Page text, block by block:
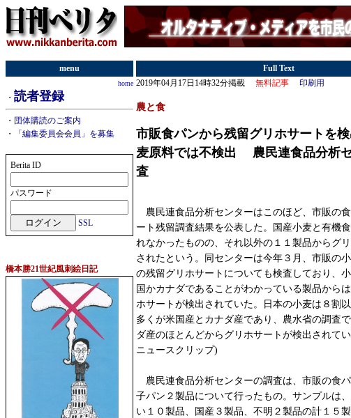
menu
home
・ 読者登録
・ 団体購読のご案内
・
「編集委員会会員」を募集
Berita ID
パスワード
SSL
橋本勝21世紀風刺絵日記
Full Text
2019年04月17日14時32分掲載 無料記事 印刷用
農と食
市販食パンから残留グリホサートを
麦原料では不検出 農民連食品分析
査
農民連食品分析センターはこのほど、市販の
ート残留調査結果を公表した。国産小麦と有機
れなかったものの、それ以外の１１製品からグ
されたという。同センターは今年３月、市販の
の残留グリホサートについても検査しており、
国かカナダであることがわかっている製品から
ホサートが検出されていた。日本の小麦は８割
多くが米国産とカナダ産であり、農水省の調査
ダ産のほとんどからグリホサートが検出されて
ニュースクリップ)
農民連食品分析センターの調査は、市販の食
子パン２製品について行ったもの。サンプルは
い１０製品、国産３製品、不明２製品の計１５